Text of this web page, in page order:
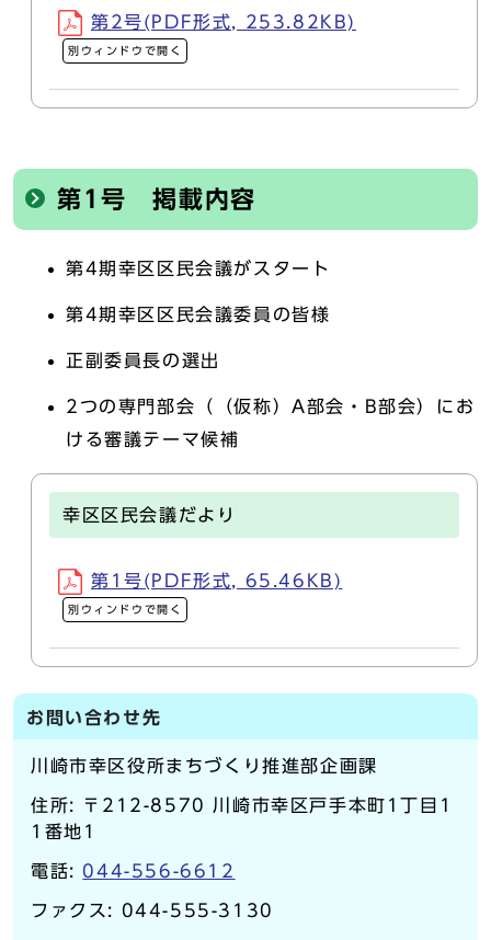
第2号(PDF形式, 253.82KB)
別ウィンドウで開く
第1号 掲載内容
第4期幸区区民会議がスタート
第4期幸区区民会議委員の皆様
正副委員長の選出
2つの専門部会（（仮称）A部会・B部会）にお
ける審議テーマ候補
幸区区民会議だより
第1号(PDF形式, 65.46KB)
別ウィンドウで開く
お問い合わせ先
川崎市幸区役所まちづくり推進部企画課
住所: 〒212-8570 川崎市幸区戸手本町1丁目1
1番地1
電話: 044-556-6612
ファクス: 044-555-3130